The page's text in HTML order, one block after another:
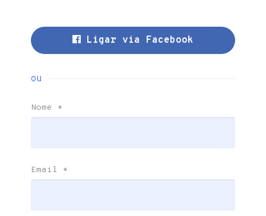
Ligar via Facebook
ou
Nome *
Email *